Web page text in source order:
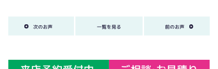
次のお声 一覧を見る 前のお声